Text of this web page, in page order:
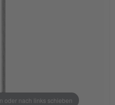
oder nach links schieben